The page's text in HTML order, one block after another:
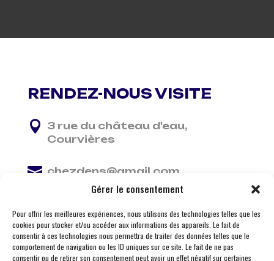
Gérer le consentement
Pour offrir les meilleures expériences, nous utilisons des technologies telles que les
cookies pour stocker et/ou accéder aux informations des appareils. Le fait de
consentir à ces technologies nous permettra de traiter des données telles que le
comportement de navigation ou les ID uniques sur ce site. Le fait de ne pas
consentir ou de retirer son consentement peut avoir un effet négatif sur certaines
RENDEZ-NOUS VISITE
 3 rue du château d'eau,
Courvières
 chezdens@gmail.com